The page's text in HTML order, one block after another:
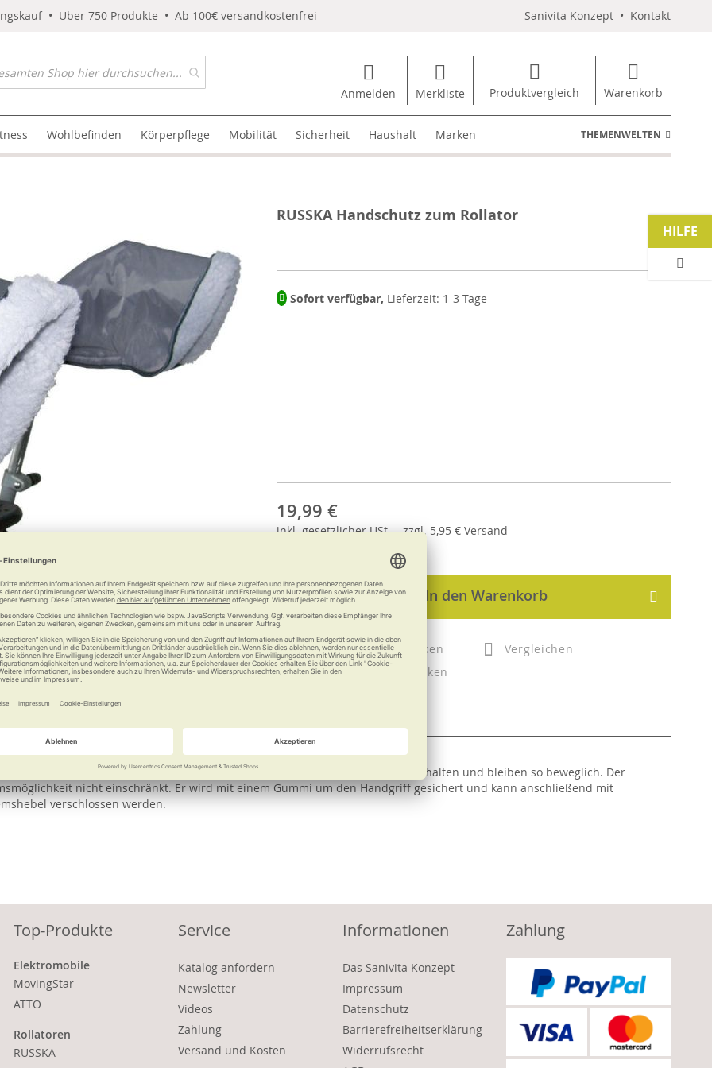
• Über 750 Produkte • Ab 100€ versandkostenfrei Sanivita Konzept • Kontakt
Anmelden Merkliste Produktvergleich Warenkorb
Wohlbefinden Körperpflege Mobilität Sicherheit Haushalt Marken THEMENWELTEN
RUSSKA Handschutz zum Rollator
Sofort verfügbar, Lieferzeit: 1-3 Tage
19,99 €
inkl.gesetzlicherUSt. ,zzgl. 5,95 € Versand
In den Warenkorb
Merken
Vergleichen
Drucken
befestigt. Die Hände werden durch das flauschige Innenfutter schön warm gehalten und bleiben so beweglich. Der
nicht einschränkt. Er wird mit einem Gummi um den Handgriff gesichert und kann anschließend mit
verschlossen werden.
HILFE
Top-Produkte
Elektromobile
MovingStar
ATTO
Rollatoren
RUSSKA
Service
Katalog anfordern
Newsletter
Videos
Zahlung
Versand und Kosten
Informationen
Das Sanivita Konzept
Impressum
Datenschutz
Barrierefreiheitserklärung
Widerrufsrecht
Zahlung